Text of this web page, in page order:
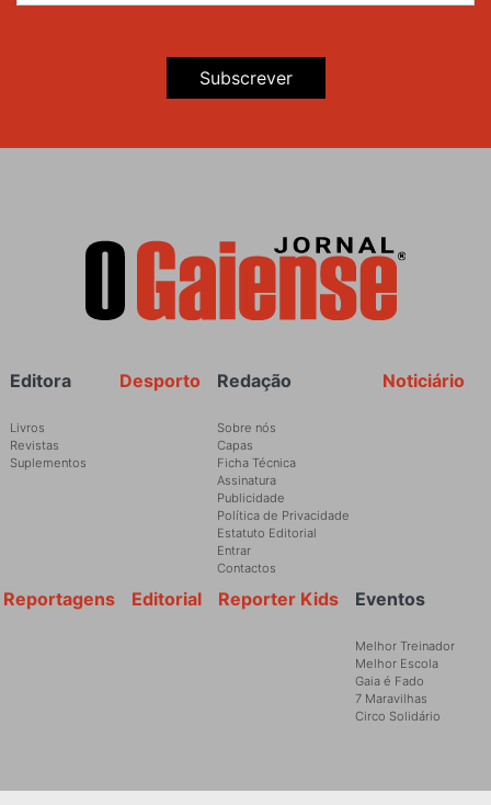
Subscrever
Rodapé Noticiário
Redação
Sobre nós
Capas
Ficha Técnica
Assinatura
Publicidade
Política de Privacidade
Estatuto Editorial
Entrar
Contactos
Desporto
Editora
Livros
Revistas
Suplementos
Eventos
Melhor Treinador
Melhor Escola
Gaia é Fado
7 Maravilhas
Circo Solidário
Reporter Kids
Editorial
Reportagens